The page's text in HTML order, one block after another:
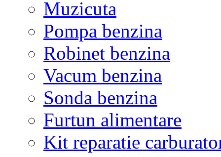
Muzicuta
Pompa benzina
Robinet benzina
Vacum benzina
Sonda benzina
Furtun alimentare
Kit reparatie